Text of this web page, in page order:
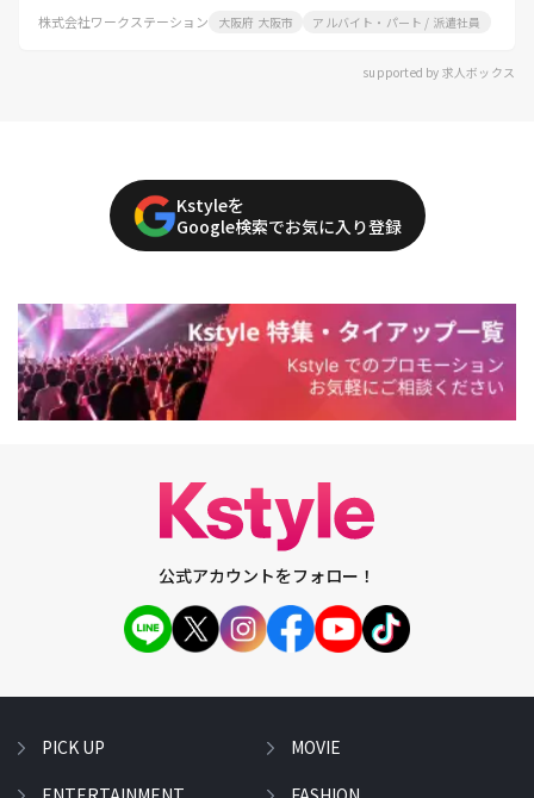
株式会社ワークステーション 大阪府 大阪市 アルバイト・パート / 派遣社員
supported by 求人ボックス
Kstyleを
Google検索でお気に入り登録
公式アカウントをフォロー！
PICK UP
MOVIE